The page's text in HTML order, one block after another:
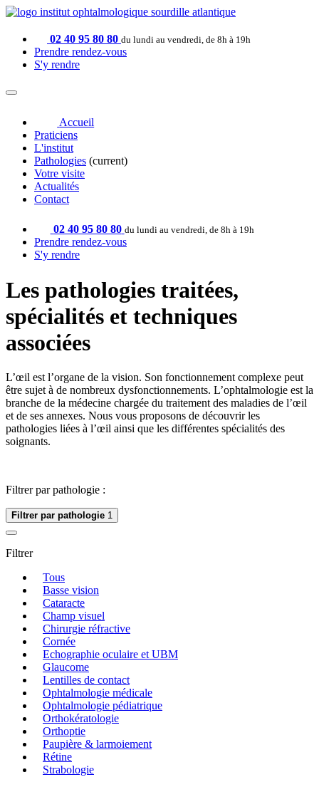
02 40 95 80 80 du lundi au vendredi, de 8h à 19h
Prendre rendez-vous
S'y rendre
Accueil
Praticiens
L'institut
Pathologies (current)
Votre visite
Actualités
Contact
02 40 95 80 80 du lundi au vendredi, de 8h à 19h
Prendre rendez-vous
S'y rendre
Les pathologies traitées,
spécialités et techniques
associées
L’œil est l’organe de la vision. Son fonctionnement complexe peut
être sujet à de nombreux dysfonctionnements. L’ophtalmologie est la
branche de la médecine chargée du traitement des maladies de l’œil
et de ses annexes. Nous vous proposons de découvrir les
pathologies liées à l’œil ainsi que les différentes spécialités des
soignants.
Filtrer par pathologie :
Filtrer par pathologie 1
Filtrer
Tous
Basse vision
Cataracte
Champ visuel
Chirurgie réfractive
Cornée
Echographie oculaire et UBM
Glaucome
Lentilles de contact
Ophtalmologie médicale
Ophtalmologie pédiatrique
Orthokératologie
Orthoptie
Paupière & larmoiement
Rétine
Strabologie